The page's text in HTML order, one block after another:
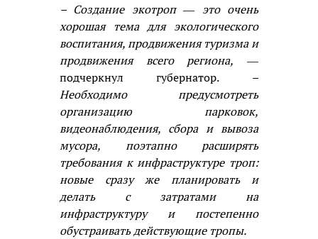
– Создание экотроп ― это очень
хорошая тема для экологического
воспитания, продвижения туризма и
продвижения всего региона, ―
подчеркнул губернатор. –
Необходимо предусмотреть
организацию парковок,
видеонаблюдения, сбора и вывоза
мусора, поэтапно расширять
требования к инфраструктуре троп:
новые сразу же планировать и
делать с затратами на
инфраструктуру и постепенно
обустраивать действующие тропы.